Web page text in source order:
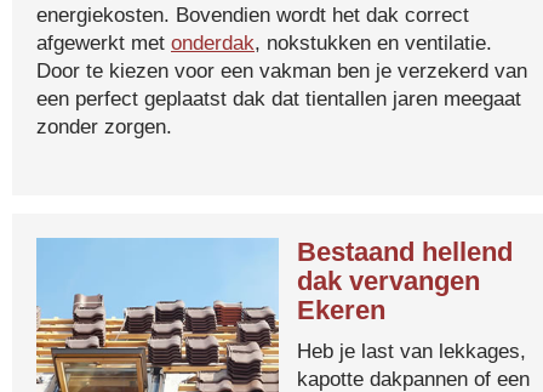
energiekosten. Bovendien wordt het dak correct
afgewerkt met onderdak, nokstukken en ventilatie.
Door te kiezen voor een vakman ben je verzekerd van
een perfect geplaatst dak dat tientallen jaren meegaat
zonder zorgen.
Bestaand hellend
dak vervangen
Ekeren
Heb je last van lekkages,
kapotte dakpannen of een